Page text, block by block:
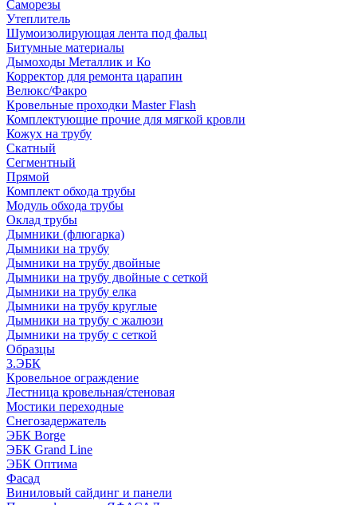
Саморезы
Утеплитель
Шумоизолирующая лента под фальц
Битумные материалы
Дымоходы Металлик и Ко
Корректор для ремонта царапин
Велюкс/Факро
Кровельные проходки Master Flash
Комплектующие прочие для мягкой кровли
Кожух на трубу
Скатный
Сегментный
Прямой
Комплект обхода трубы
Модуль обхода трубы
Оклад трубы
Дымники (флюгарка)
Дымники на трубу
Дымники на трубу двoйные
Дымники на трубу двoйные с сеткой
Дымники на трубу елка
Дымники на трубу круглые
Дымники на трубу с жалюзи
Дымники на трубу с сеткой
Образцы
3.ЭБК
Кровельное ограждение
Лестница кровельная/стеновая
Мостики переходные
Снегозадержатель
ЭБК Borge
ЭБК Grand Line
ЭБК Оптима
Фасад
Виниловый сайдинг и панели